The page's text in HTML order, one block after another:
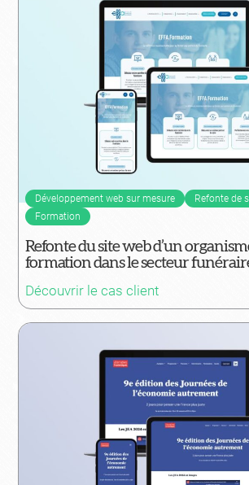
Développement web sur mesure
Refonte de
Formation
Refonte du site web d’un
formation dans le secteur
Découvrir le cas client